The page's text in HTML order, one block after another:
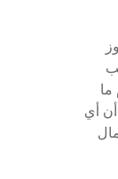
أن أي